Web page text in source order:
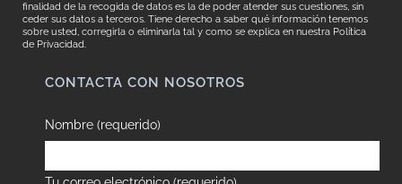
finalidad de la recogida de datos es la de poder atender sus cuestiones, sin
ceder sus datos a terceros. Tiene derecho a saber qué información tenemos
sobre usted, corregirla o eliminarla tal y como se explica en nuestra Política
de Privacidad.
CONTACTA CON NOSOTROS
Nombre (requerido)